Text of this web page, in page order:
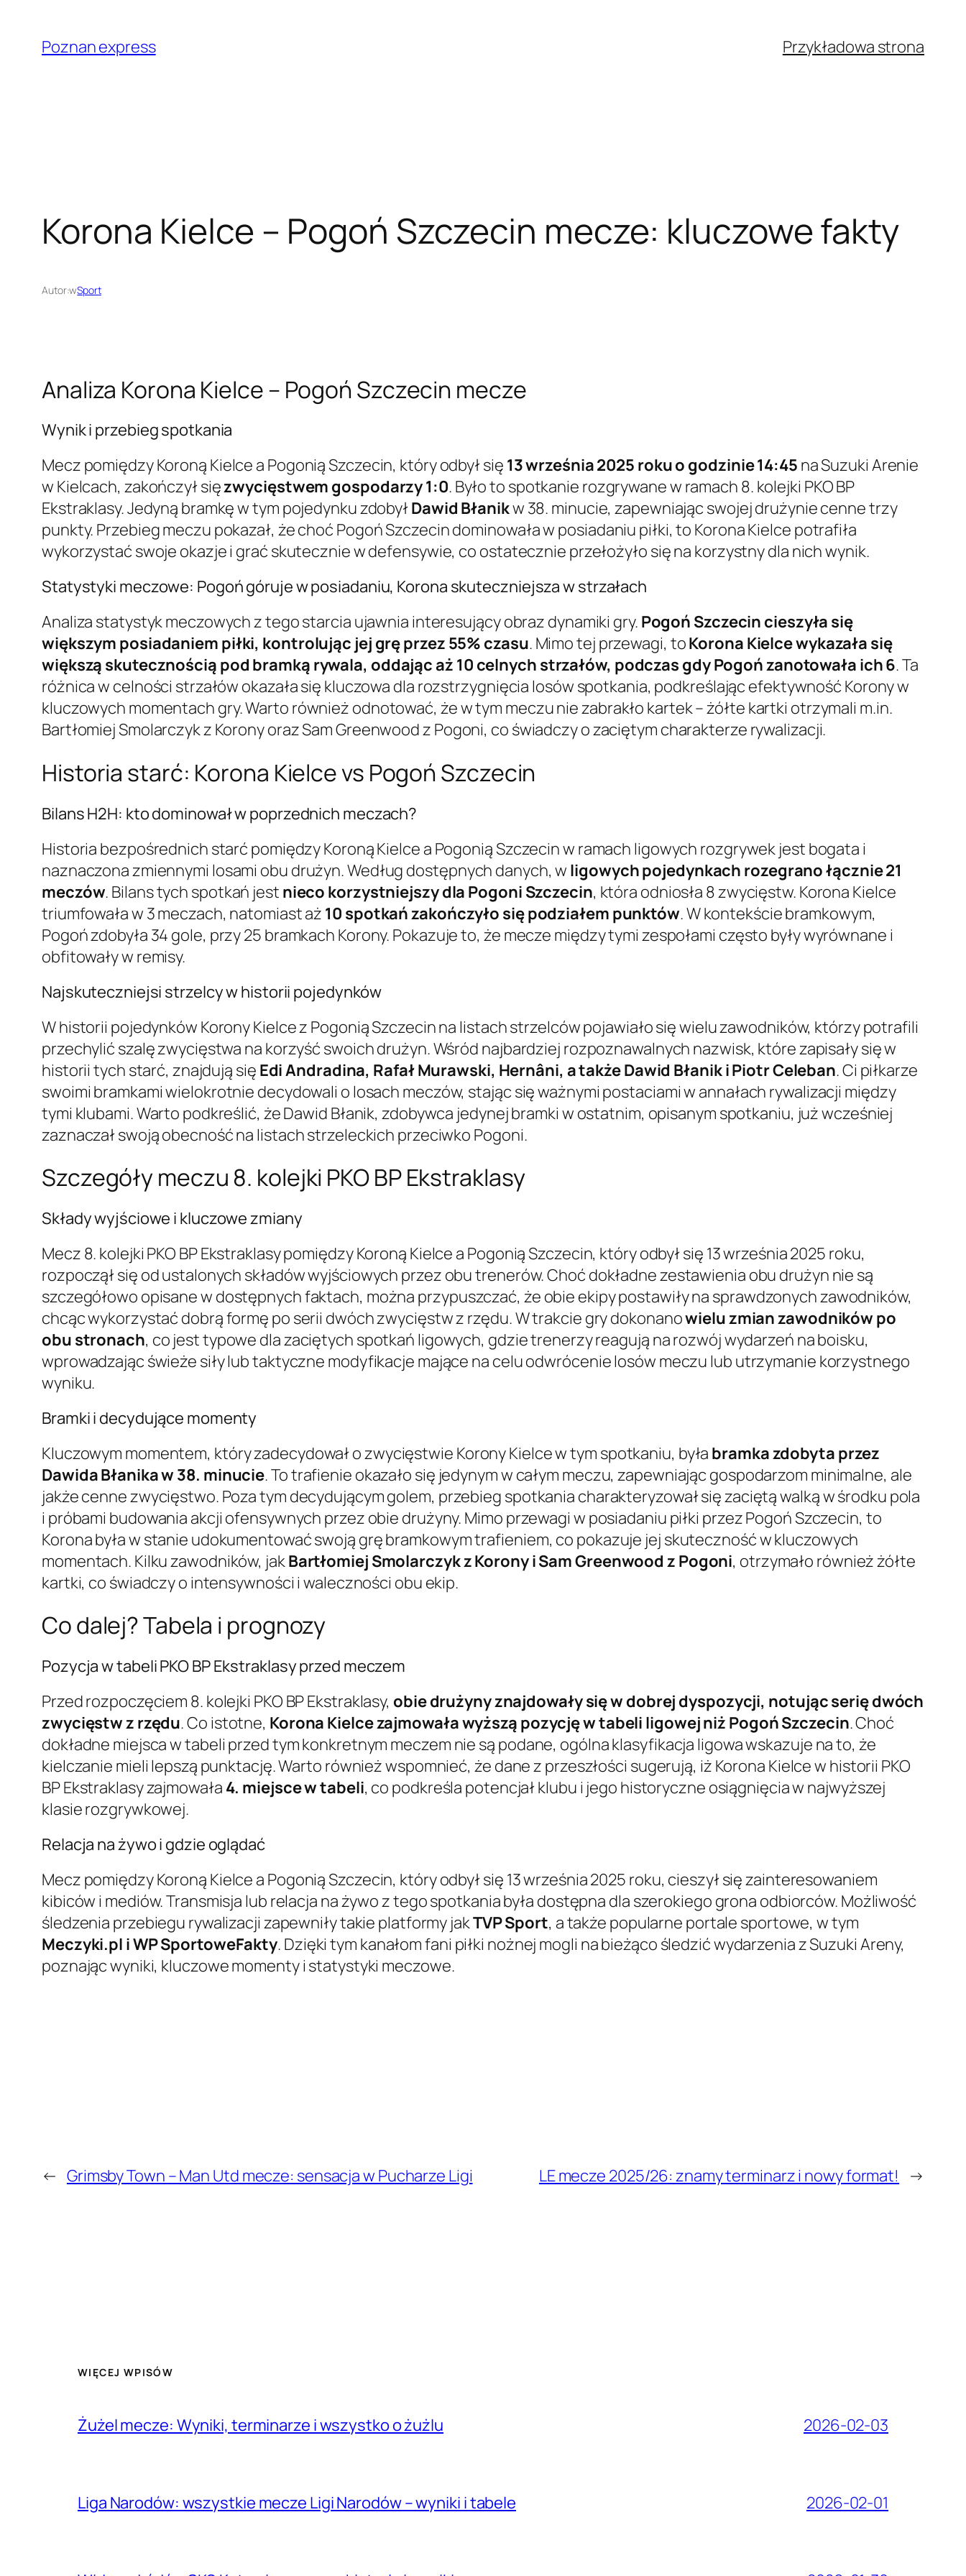
treści
Poznan express Przykładowa strona
Korona Kielce – Pogoń Szczecin mecze: kluczowe fakty
Autor:wSport
Analiza Korona Kielce – Pogoń Szczecin mecze
Wynik i przebieg spotkania
Mecz pomiędzy Koroną Kielce a Pogonią Szczecin, który odbył się 13 września 2025 roku o godzinie 14:45 na Suzuki Arenie
w Kielcach, zakończył sięzwycięstwem gospodarzy 1:0. Było to spotkanie rozgrywane w ramach 8. kolejki PKO BP
Ekstraklasy. Jedyną bramkę w tym pojedynku zdobyłDawid Błanikw 38. minucie, zapewniając swojej drużynie cenne trzy
punkty. Przebieg meczu pokazał, że choć Pogoń Szczecin dominowała w posiadaniu piłki, to Korona Kielce potrafiła
wykorzystać swoje okazje i grać skutecznie w defensywie, co ostatecznie przełożyło się na korzystny dla nich wynik.
Statystyki meczowe: Pogoń góruje w posiadaniu, Korona skuteczniejsza w strzałach
Analiza statystyk meczowych z tego starcia ujawnia interesujący obraz dynamiki gry. Pogoń Szczecin cieszyła się
większym posiadaniem piłki, kontrolując jej grę przez 55% czasu. Mimo tej przewagi, toKorona Kielce wykazała się
większą skutecznością pod bramką rywala, oddając aż 10 celnych strzałów, podczas gdy Pogoń zanotowała ich 6. Ta
różnica w celności strzałów okazała się kluczowa dla rozstrzygnięcia losów spotkania, podkreślając efektywność Korony w
kluczowych momentach gry. Warto również odnotować, że w tym meczu nie zabrakło kartek – żółte kartki otrzymali m.in.
Bartłomiej Smolarczyk z Korony oraz Sam Greenwood z Pogoni, co świadczy o zaciętym charakterze rywalizacji.
Historia starć: Korona Kielce vs Pogoń Szczecin
Bilans H2H: kto dominował w poprzednich meczach?
Historia bezpośrednich starć pomiędzy Koroną Kielce a Pogonią Szczecin w ramach ligowych rozgrywek jest bogata i
naznaczona zmiennymi losami obu drużyn. Według dostępnych danych, w ligowych pojedynkach rozegrano łącznie 21
meczów. Bilans tych spotkań jest nieco korzystniejszy dla Pogoni Szczecin, która odniosła 8 zwycięstw. Korona Kielce
triumfowała w 3 meczach, natomiast aż 10 spotkań zakończyło się podziałem punktów. W kontekście bramkowym,
Pogoń zdobyła 34 gole, przy 25 bramkach Korony. Pokazuje to, że mecze między tymi zespołami często były wyrównane i
obfitowały w remisy.
Najskuteczniejsi strzelcy w historii pojedynków
W historii pojedynków Korony Kielce z Pogonią Szczecin na listach strzelców pojawiało się wielu zawodników, którzy potrafili
przechylić szalę zwycięstwa na korzyść swoich drużyn. Wśród najbardziej rozpoznawalnych nazwisk, które zapisały się w
historii tych starć, znajdują się Edi Andradina, Rafał Murawski, Hernâni, a także Dawid Błanik i Piotr Celeban. Ci piłkarze
swoimi bramkami wielokrotnie decydowali o losach meczów, stając się ważnymi postaciami w annałach rywalizacji między
tymi klubami. Warto podkreślić, że Dawid Błanik, zdobywca jedynej bramki w ostatnim, opisanym spotkaniu, już wcześniej
zaznaczał swoją obecność na listach strzeleckich przeciwko Pogoni.
Szczegóły meczu 8. kolejki PKO BP Ekstraklasy
Składy wyjściowe i kluczowe zmiany
Mecz 8. kolejki PKO BP Ekstraklasy pomiędzy Koroną Kielce a Pogonią Szczecin, który odbył się 13 września 2025 roku,
rozpoczął się od ustalonych składów wyjściowych przez obu trenerów. Choć dokładne zestawienia obu drużyn nie są
szczegółowo opisane w dostępnych faktach, można przypuszczać, że obie ekipy postawiły na sprawdzonych zawodników,
chcąc wykorzystać dobrą formę po serii dwóch zwycięstw z rzędu. W trakcie gry dokonanowielu zmian zawodników po
obu stronach, co jest typowe dla zaciętych spotkań ligowych, gdzie trenerzy reagują na rozwój wydarzeń na boisku,
wprowadzając świeże siły lub taktyczne modyfikacje mające na celu odwrócenie losów meczu lub utrzymanie korzystnego
wyniku.
Bramki i decydujące momenty
Kluczowym momentem, który zadecydował o zwycięstwie Korony Kielce w tym spotkaniu, była bramka zdobyta przez
Dawida Błanika w 38. minucie. To trafienie okazało się jedynym w całym meczu, zapewniając gospodarzom minimalne, ale
jakże cenne zwycięstwo. Poza tym decydującym golem, przebieg spotkania charakteryzował się zaciętą walką w środku pola
i próbami budowania akcji ofensywnych przez obie drużyny. Mimo przewagi w posiadaniu piłki przez Pogoń Szczecin, to
Korona była w stanie udokumentować swoją grę bramkowym trafieniem, co pokazuje jej skuteczność w kluczowych
momentach. Kilku zawodników, jakBartłomiej Smolarczyk z Korony i Sam Greenwood z Pogoni, otrzymało również żółte
kartki, co świadczy o intensywności i waleczności obu ekip.
Co dalej? Tabela i prognozy
Pozycja w tabeli PKO BP Ekstraklasy przed meczem
Przed rozpoczęciem 8. kolejki PKO BP Ekstraklasy, obie drużyny znajdowały się w dobrej dyspozycji, notując serię dwóch
zwycięstw z rzędu. Co istotne, Korona Kielce zajmowała wyższą pozycję w tabeli ligowej niż Pogoń Szczecin. Choć
dokładne miejsca w tabeli przed tym konkretnym meczem nie są podane, ogólna klasyfikacja ligowa wskazuje na to, że
kielczanie mieli lepszą punktację. Warto również wspomnieć, że dane z przeszłości sugerują, iż Korona Kielce w historii PKO
BP Ekstraklasy zajmowała 4. miejsce w tabeli, co podkreśla potencjał klubu i jego historyczne osiągnięcia w najwyższej
klasie rozgrywkowej.
Relacja na żywo i gdzie oglądać
Mecz pomiędzy Koroną Kielce a Pogonią Szczecin, który odbył się 13 września 2025 roku, cieszył się zainteresowaniem
kibiców i mediów. Transmisja lub relacja na żywo z tego spotkania była dostępna dla szerokiego grona odbiorców. Możliwość
śledzenia przebiegu rywalizacji zapewniły takie platformy jakTVP Sport, a także popularne portale sportowe, w tym
Meczyki.pl i WP SportoweFakty. Dzięki tym kanałom fani piłki nożnej mogli na bieżąco śledzić wydarzenia z Suzuki Areny,
poznając wyniki, kluczowe momenty i statystyki meczowe.
← Grimsby Town – Man Utd mecze: sensacja w Pucharze Ligi LE mecze 2025/26: znamy terminarz i nowy format! →
WIĘCEJ WPISÓW
Żużel mecze: Wyniki, terminarze i wszystko o żużlu 2026-02-03
Liga Narodów: wszystkie mecze Ligi Narodów – wyniki i tabele 2026-02-01